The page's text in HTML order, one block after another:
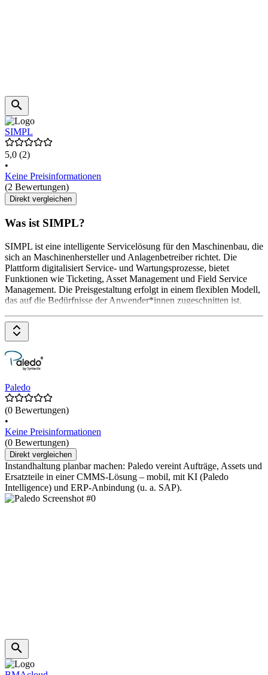
SIMPL
5,0 (2)
•
Keine Preisinformationen
(2 Bewertungen)
Direkt vergleichen
Was ist SIMPL?
SIMPL ist eine intelligente Servicelösung für den Maschinenbau, die
sich an Maschinenhersteller und Anlagenbetreiber richtet. Die
Plattform digitalisiert Service- und Wartungsprozesse, bietet
Funktionen wie Ticketing, Asset Management und Field Service
Management. Die Preisgestaltung erfolgt in einem flexiblen Modell,
das auf die Bedürfnisse der Anwender*innen zugeschnitten ist.
Paledo
(0 Bewertungen)
•
Keine Preisinformationen
(0 Bewertungen)
Direkt vergleichen
Instandhaltung planbar machen: Paledo vereint Aufträge, Assets und
Ersatzteile in einer CMMS-Lösung – mobil, mit KI (Paledo
Intelligence) und ERP-Anbindung (u. a. SAP).